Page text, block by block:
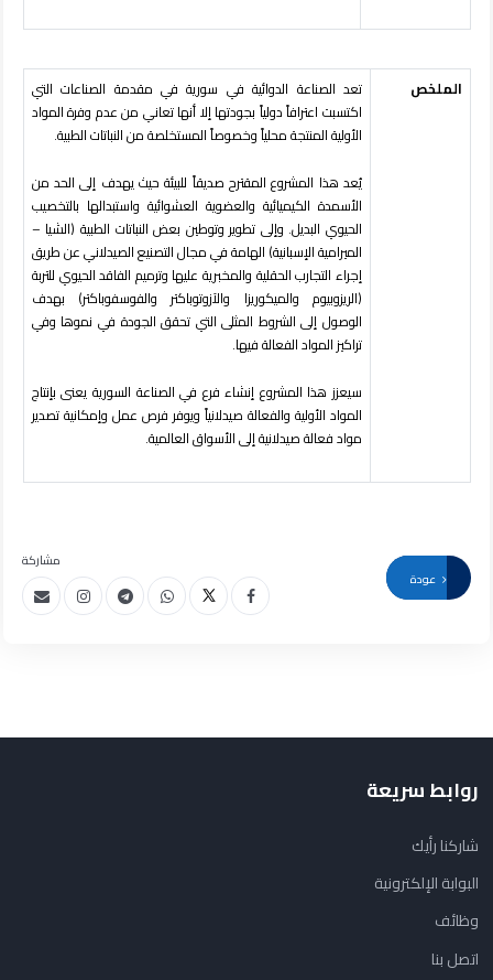
الملخص
تعد الصناعة الدوائية في سورية في مقدمة الصناعات التي
اكتسبت اعترافاً دولياً بجودتها إلا أنها تعاني من عدم وفرة المواد
الأولية المنتجة محلياً وخصوصاً المستخلصة من النباتات الطبية.
يُعد هذا المشروع المقترح صديقاً للبيئة حيث يهدف إلى الحد من
الأسمدة الكيميائية والعضوية العشوائية واستبدالها بالتخصيب
الحيوي البديل. وإلى تطوير وتوطين بعض النباتات الطبية (الشيا –
الميرامية الإسبانية) الهامة في مجال التصنيع الصيدلاني عن طريق
إجراء التجارب الحقلية والمخبرية عليها وترميم الفاقد الحيوي للتربة
(الريزوبيوم والميكوريزا والآزوتوباكتر والفوسفوباكتر) بهدف
الوصول إلى الشروط المثلى التي تحقق الجودة في نموها وفي
تراكيز المواد الفعالة فيها.
سيعزز هذا المشروع إنشاء فرع في الصناعة السورية يعنى بإنتاج
المواد الأولية والفعالة صيدلانياً ويوفر فرص عمل وإمكانية تصدير
مواد فعالة صيدلانية إلى الأسواق العالمية.
مشاركة
روابط سريعة
شاركنا رأيك
البوابة الإلكترونية
وظائف
اتصل بنا